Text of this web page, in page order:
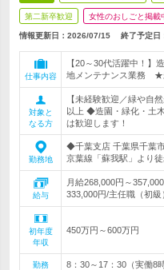
第二新卒歓迎 女性のおしごと掲載
情報更新日：2026/07/15 終了予定日
仕事内容
【20～30代活躍中！】
地メンテナンス業務 ★
対象と
なる方
【未経験歓迎／緑や自
以上 ◆造園・緑化・土
は歓迎します！
勤務地
◆千葉支店 千葉県千葉
京葉線「蘇我駅」より
給与
月給268,000円～
333,000円/主任職（初
初年度
年収
450万円～600万円
勤務
8：30～17：30（実働8